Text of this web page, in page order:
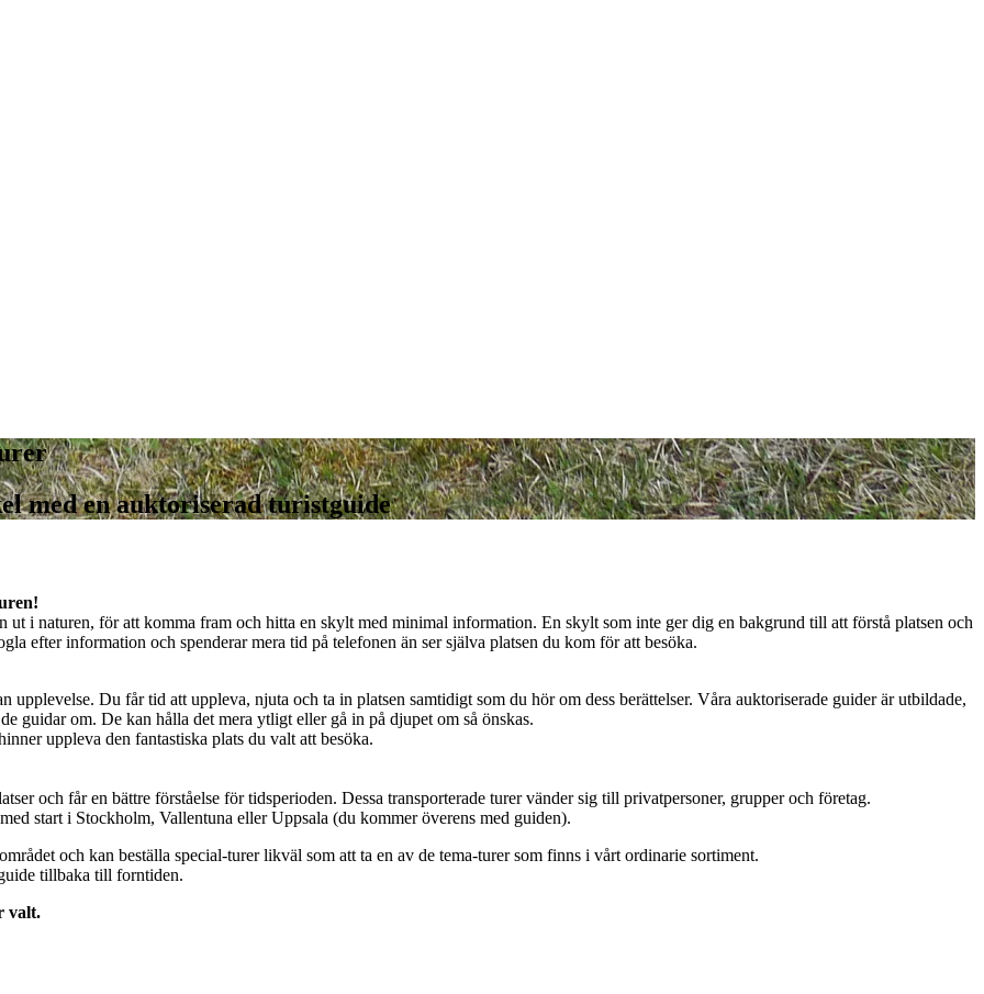
med en auktoriserad turistguide
ut i naturen, för att komma fram och hitta en skylt med minimal information. En skylt som inte ger dig en bakgrund till att förstå platsen och
efter information och spenderar mera tid på telefonen än ser själva platsen du kom för att besöka.
upplevelse. Du får tid att uppleva, njuta och ta in platsen samtidigt som du hör om dess berättelser. Våra auktoriserade guider är utbildade,
guidar om. De kan hålla det mera ytligt eller gå in på djupet om så önskas.
uppleva den fantastiska plats du valt att besöka.
och får en bättre förståelse för tidsperioden. Dessa transporterade turer vänder sig till privatpersoner, grupper och företag.
start i Stockholm, Vallentuna eller Uppsala (du kommer överens med guiden).
och kan beställa special-turer likväl som att ta en av de tema-turer som finns i vårt ordinarie sortiment.
tillbaka till forntiden.
valt.